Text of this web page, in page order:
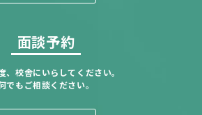
面談予約
、校舎にいらしてください。
でもご相談ください。